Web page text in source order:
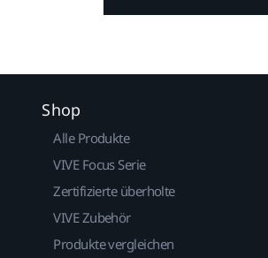
Shop
Alle Produkte
VIVE Focus Serie
Zertifizierte überholte
VIVE Zubehör
Produkte vergleichen